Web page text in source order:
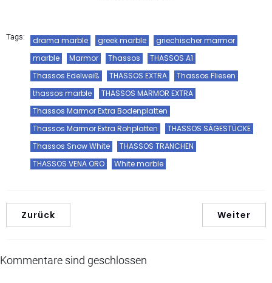
Tags: drama marble greek marble
griechischer marmor
marble
Marmor Thassos
THASSOS A1
Thassos Edelweiß
THASSOS EXTRA
Thassos Fliesen
thassos marble
THASSOS MARMOR EXTRA
Thassos Marmor Extra Bodenplatten
Thassos Marmor Extra Rohplatten
THASSOS SÄGESTÜCKE
Thassos Snow White
THASSOS TRANCHEN
THASSOS VENA ORO
White marble
Zurück Weiter
Kommentare sind geschlossen